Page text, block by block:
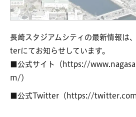
長崎スタジアムシティの最新情報は
terにてお知らせしています。
■公式サイト（https://
m/）
■公式Twitter（https://